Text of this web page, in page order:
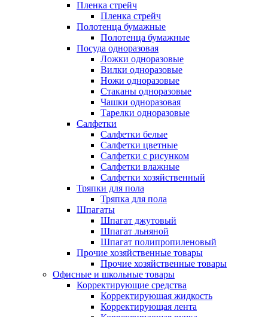
Пленка стрейч
Пленка стрейч
Полотенца бумажные
Полотенца бумажные
Посуда одноразовая
Ложки одноразовые
Вилки одноразовые
Ножи одноразовые
Стаканы одноразовые
Чашки одноразовая
Тарелки одноразовые
Салфетки
Салфетки белые
Салфетки цветные
Салфетки с рисунком
Салфетки влажные
Салфетки хозяйственный
Тряпки для пола
Тряпка для пола
Шпагаты
Шпагат джутовый
Шпагат льняной
Шпагат полипропиленовый
Прочие хозяйственные товары
Прочие хозяйственные товары
Офисные и школьные товары
Корректирующие средства
Корректирующая жидкость
Корректирующая лента